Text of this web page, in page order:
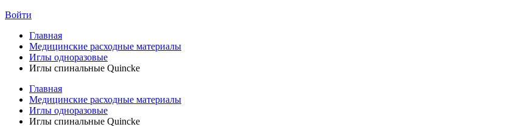
Войти
Главная
Медицинские расходные материалы
Иглы одноразовые
Иглы спинальные Quincke
Главная
Медицинские расходные материалы
Иглы одноразовые
Иглы спинальные Quincke